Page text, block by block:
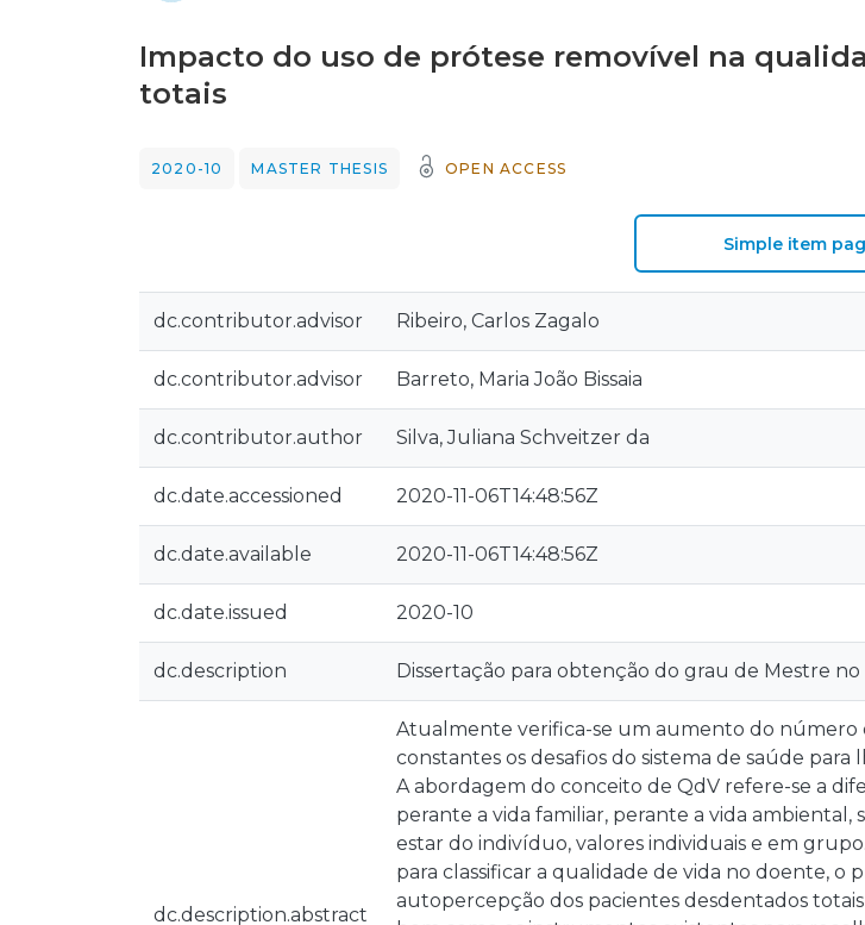
Impacto do uso de prótese removível na
totais
2020-10 MASTER THESIS OPEN ACCESS
Simple item
dc.contributor.advisor Ribeiro, Carlos Zagalo
dc.contributor.advisor Barreto, Maria João Bissaia
dc.contributor.author Silva, Juliana Schveitzer da
dc.date.accessioned 2020-11-06T14:48:56Z
dc.date.available 2020-11-06T14:48:56Z
dc.date.issued 2020-10
dc.description Dissertação para obtenção do grau de Mestre
dc.description.abstract
Atualmente verifica-se um aumento do número
constantes os desafios do sistema de saúde
A abordagem do conceito de QdV refere-se a
perante a vida familiar, perante a vida ambiental,
estar do indivíduo, valores individuais e em
para classificar a qualidade de vida no doente,
autopercepção dos pacientes desdentados